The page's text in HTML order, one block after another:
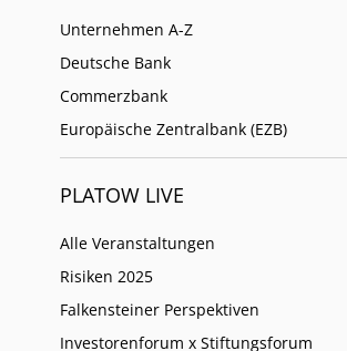
Unternehmen A-Z
Deutsche Bank
Commerzbank
Europäische Zentralbank (EZB)
PLATOW LIVE
Alle Veranstaltungen
Risiken 2025
Falkensteiner Perspektiven
Investorenforum x Stiftungsforum